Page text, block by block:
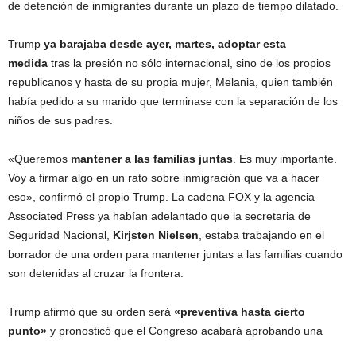
de detención de inmigrantes durante un plazo de tiempo dilatado.
Trump ya barajaba desde ayer, martes, adoptar esta
medida tras la presión no sólo internacional, sino de los propios
republicanos y hasta de su propia mujer, Melania, quien también
había pedido a su marido que terminase con la separación de los
niños de sus padres.
«Queremos mantener a las familias juntas . Es muy importante.
Voy a firmar algo en un rato sobre inmigración que va a hacer
eso», confirmó el propio Trump. La cadena FOX y la agencia
Associated Press ya habían adelantado que la secretaria de
Seguridad Nacional, Kirjsten Nielsen , estaba trabajando en el
borrador de una orden para mantener juntas a las familias cuando
son detenidas al cruzar la frontera.
Trump afirmó que su orden será «preventiva hasta cierto
punto» y pronosticó que el Congreso acabará aprobando una